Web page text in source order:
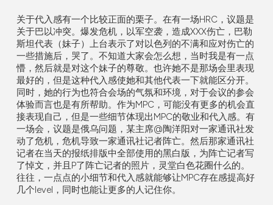
关于代入感有一个比较正面的栗子。在有一场HRC，议题是
关于巴以冲突。爆发危机，以军空袭，造成XXX伤亡，巴勒
斯坦代表（妹子）上台表示了对以色列的不满和应对伤亡的
一些措施后，哭了。不知道大家会怎么想，当时我是有一点
懵，然后就是对这个妹子的尊敬。也许她不是那场会里表现
最好的，但是这种代入感使她和其他代表一下就能区分开。
同时，她的行为也符合会场的气氛和环境，对于会议的参会
体验而言也是有所帮助。作为MPC，可能没有更多的机会直
接表现自己，但是一些细节体现出MPC的敬业和代入感。有
一场会，议题是俄乌问题，某主席@陶洋阳对一家通讯社发
动了危机，危机导致一家通讯社记者阵亡。然后那家通讯社
记者在当天的报纸排版中全部使用的黑白版，为阵亡记者写
了悼文，并且P了阵亡记者的照片，灵堂白色花圈什么的。
往往，一点点的小细节和代入感就能够让MPC存在感提高好
几个level，同时也能让更多的人记住你。